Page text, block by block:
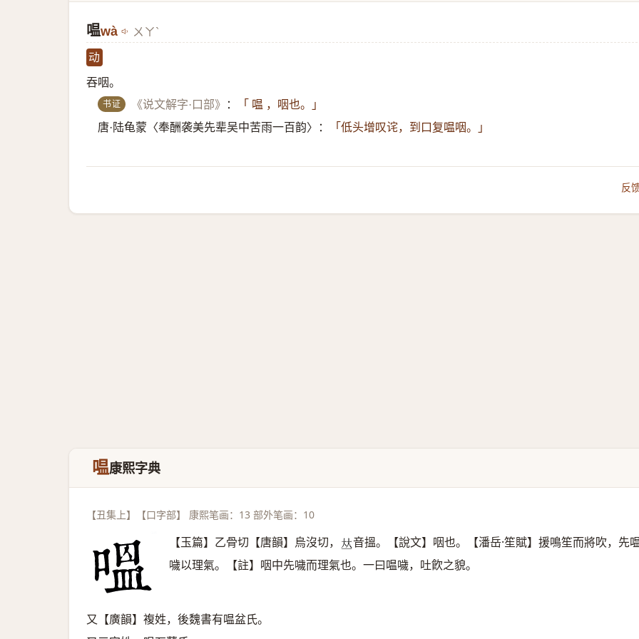
嗢wà ㄨㄚˋ
动
吞咽。
书证 《说文解字·口部》 ：
「 嗢 ，咽也。」
唐·陆龟蒙〈奉酬袭美先辈吴中苦雨一百韵〉：
「低头增叹诧，到口复嗢咽。」
反
嗢康熙字典
【丑集上】【口字部】 康熙笔画：13 部外笔画：10
【玉篇】乙骨切【唐韻】烏沒切， 𠀤音搵。【說文】咽也。【潘岳·笙賦】援鳴笙而將吹，先
噦以理氣。【註】咽中先噦而理氣也。一曰嗢噦，吐飮之貌。
又【廣韻】複姓，後魏書有嗢盆氏。